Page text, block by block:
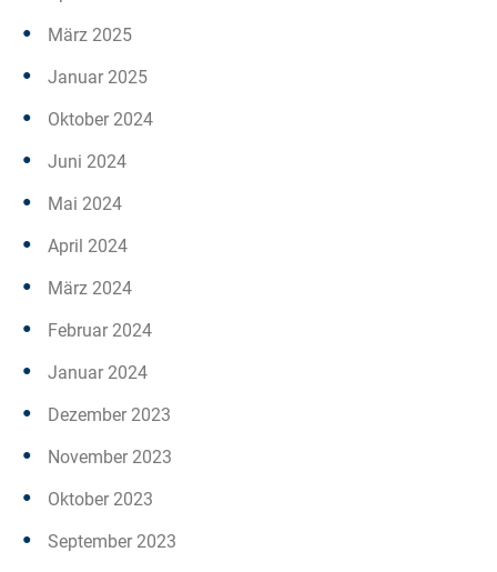
März 2025
Januar 2025
Oktober 2024
Juni 2024
Mai 2024
April 2024
März 2024
Februar 2024
Januar 2024
Dezember 2023
November 2023
Oktober 2023
September 2023